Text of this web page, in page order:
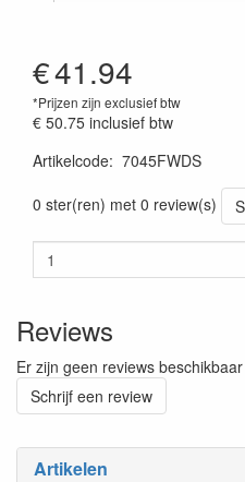
Artikelen
€41.94
*Prijzen zijn exclusief btw
€ 50.75 inclusief btw
Artikelcode: 7045FWDS
0 ster(ren) met 0 review(s)
Reviews
Er zijn geen reviews
Schrijf een review